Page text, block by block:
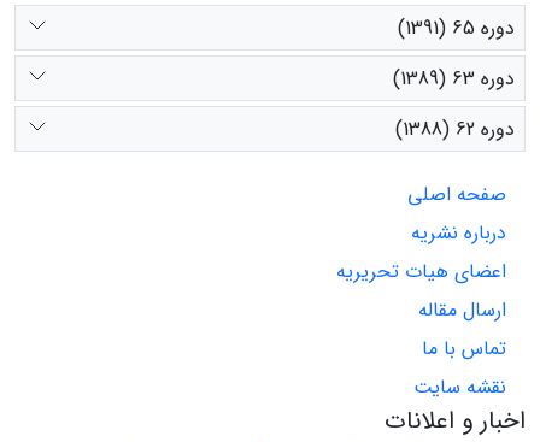
دوره 65 (1391)
دوره 63 (1389)
دوره 62 (1388)
صفحه اصلی
درباره نشریه
اعضای هیات تحریریه
ارسال مقاله
تماس با ما
نقشه سایت
اخبار و اعلانات